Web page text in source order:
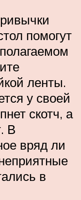
помогут
ленты.
у своей
скотч, а
В
вряд ли
в